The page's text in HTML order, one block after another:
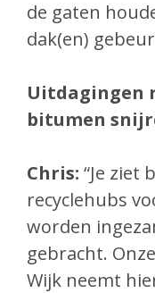
de gaten
dak(en)
Uitdagingen
bitumen
Chris: “Je ziet
recyclehubs
worden
gebracht.
Wijk neemt